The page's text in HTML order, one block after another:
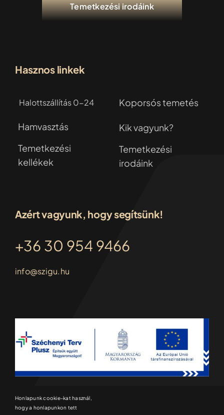
Temetkezési irodáink
Hasznos linkek
Halottszállítás 0-24
Hamvasztás
Temetkezési
kellékek
Koporsós temetés
Kik vagyunk?
Temetkezési
irodáink
Azért vagyunk, hogy segítsünk!
+36 30 954 9466
info@szigu.hu
Honlapunk cookie-kat használ,
hogy a honlapunkon tett